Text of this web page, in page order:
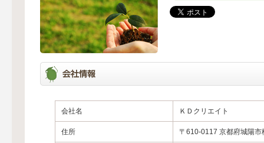
会社名 ＫＤクリエイト
住所 〒610-0117 京都府城陽